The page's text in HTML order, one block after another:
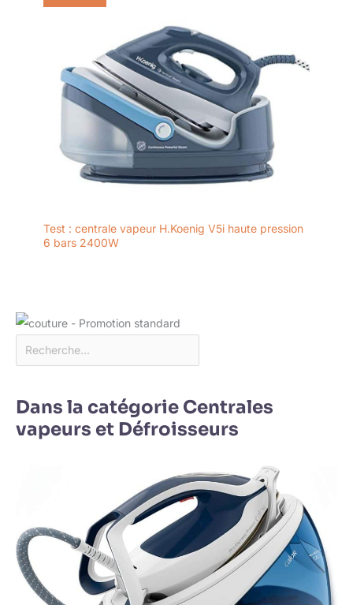
Test : centrale vapeur H.Koenig V5i haute pression
6 bars 2400W
Dans la catégorie Centrales
vapeurs et Défroisseurs